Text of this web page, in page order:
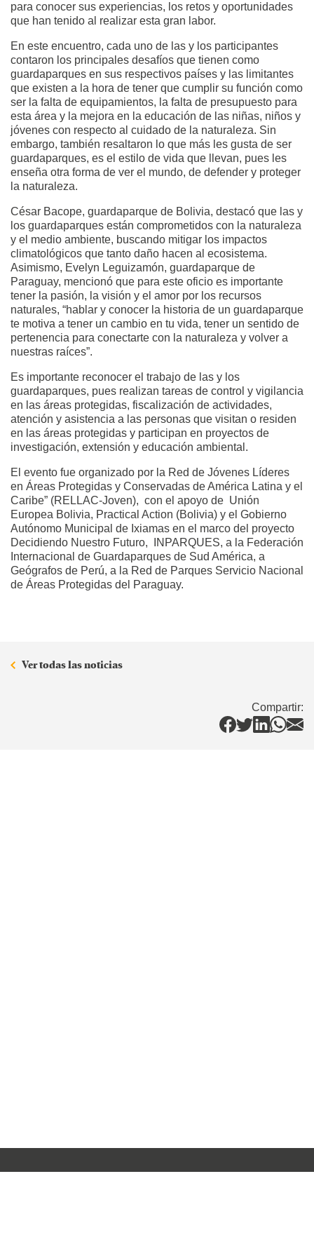
para conocer sus experiencias, los retos y oportunidades
que han tenido al realizar esta gran labor.
En este encuentro, cada uno de las y los participantes
contaron los principales desafíos que tienen como
guardaparques en sus respectivos países y las limitantes
que existen a la hora de tener que cumplir su función como
ser la falta de equipamientos, la falta de presupuesto para
esta área y la mejora en la educación de las niñas, niños y
jóvenes con respecto al cuidado de la naturaleza. Sin
embargo, también resaltaron lo que más les gusta de ser
guardaparques, es el estilo de vida que llevan, pues les
enseña otra forma de ver el mundo, de defender y proteger
la naturaleza.
César Bacope, guardaparque de Bolivia, destacó que las y
los guardaparques están comprometidos con la naturaleza
y el medio ambiente, buscando mitigar los impactos
climatológicos que tanto daño hacen al ecosistema.
Asimismo, Evelyn Leguizamón, guardaparque de
Paraguay, mencionó que para este oficio es importante
tener la pasión, la visión y el amor por los recursos
naturales, “hablar y conocer la historia de un guardaparque
te motiva a tener un cambio en tu vida, tener un sentido de
pertenencia para conectarte con la naturaleza y volver a
nuestras raíces”.
Es importante reconocer el trabajo de las y los
guardaparques, pues realizan tareas de control y vigilancia
en las áreas protegidas, fiscalización de actividades,
atención y asistencia a las personas que visitan o residen
en las áreas protegidas y participan en proyectos de
investigación, extensión y educación ambiental.
El evento fue organizado por la Red de Jóvenes Líderes
en Áreas Protegidas y Conservadas de América Latina y el
Caribe” (RELLAC-Joven), con el apoyo de Unión
Europea Bolivia, Practical Action (Bolivia) y el Gobierno
Autónomo Municipal de Ixiamas en el marco del proyecto
Decidiendo Nuestro Futuro, INPARQUES, a la Federación
Internacional de Guardaparques de Sud América, a
Geógrafos de Perú, a la Red de Parques Servicio Nacional
de Áreas Protegidas del Paraguay.
Ver todas las noticias
Compartir: